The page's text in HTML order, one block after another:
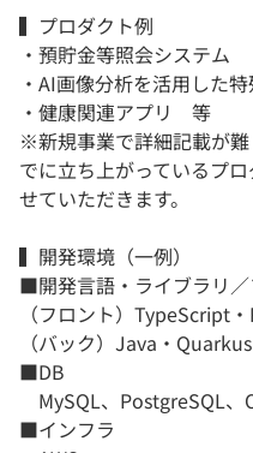
▍プロダクト例
・預貯金等照会システム
・AI画像分析を活用した
・健康関連アプリ 等
※新規事業で詳細記載が
でに立ち上がっているプ
せていただきます。
▍開発環境（一例）
■開発言語・ライブラリ
（フロント）TypeScript
（バック）Java・Quarkus
■DB
MySQL、PostgreSQL、
■インフラ